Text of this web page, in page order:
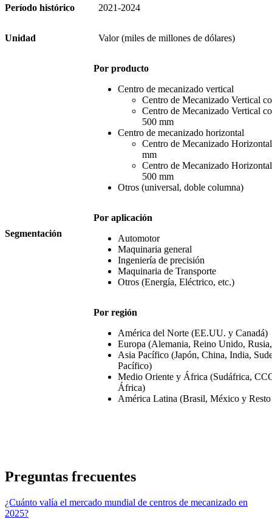
Período histórico 2021-2024
Unidad Valor (miles de millones de dólares)
Segmentación
Por producto
Centro de mecanizado vertical
Centro de Mecanizado Vertical
Centro de Mecanizado Vertical
500 mm
Centro de mecanizado horizontal
Centro de Mecanizado
mm
Centro de Mecanizado
500 mm
Otros (universal, doble columna)
Por aplicación
Automotor
Maquinaria general
Ingeniería de precisión
Maquinaria de Transporte
Otros (Energía, Eléctrico, etc.)
Por región
América del Norte (EE.UU. y Canadá)
Europa (Alemania, Reino Unido,
Asia Pacífico (Japón, China, India,
Pacífico)
Medio Oriente y África (Sudáfrica,
África)
América Latina (Brasil, México y
Preguntas frecuentes
¿Cuánto valía el mercado mundial de centros de mecanizado en
2025?